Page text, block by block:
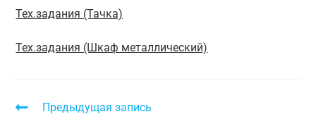
Тех.задания (Тачка)
Тех.задания (Шкаф металлический)
Предыдущая запись